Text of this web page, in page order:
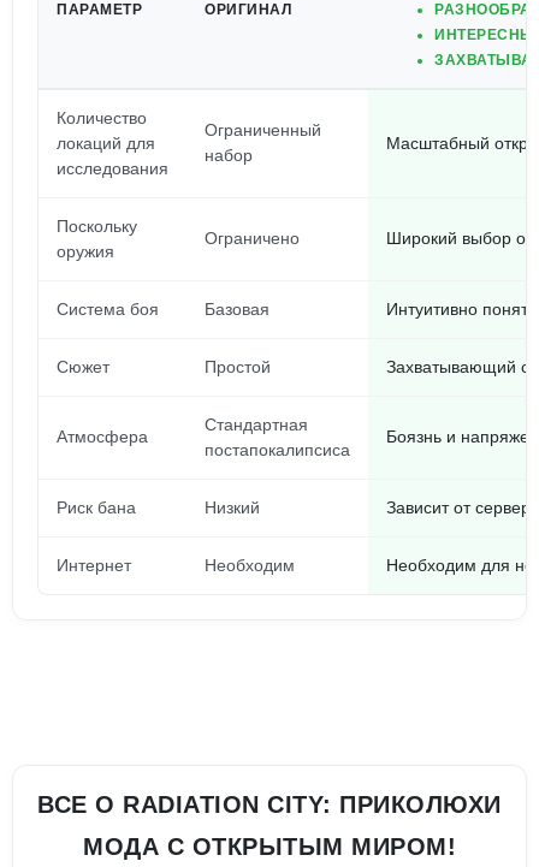
ПАРАМЕТР ОРИГИНАЛ
Количество
локаций для
исследования
Ограниченный
набор
Масштабный
Поскольку
оружия
Ограничено Широкий выбор
Система боя Базовая Интуитивно
Сюжет Простой Захватывающий с
Атмосфера
Стандартная
постапокалипсиса
Боязнь и
Риск бана Низкий Зависит от
Интернет Необходим Необходим для
ВСЕ О RADIATION CITY: ПРИКОЛЮХИ
МОДА С ОТКРЫТЫМ МИРОМ!